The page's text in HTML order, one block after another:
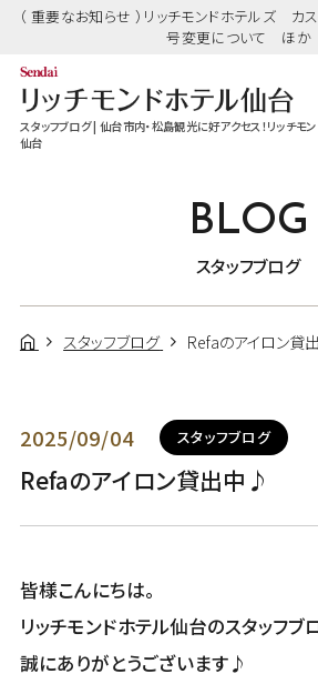
（ 重要なお知らせ ）リッチモンドホテルズ カ
号変更について ほか
スタッフブログ | 仙台市内・松島観光に好アクセス！リッチモ
仙台
BLOG
スタッフブログ
スタッフブログ Refaのアイロン貸
2025/09/04 スタッフブログ
Refaのアイロン貸出中♪
皆様こんにちは。
リッチモンドホテル仙台のスタッフブ
誠にありがとうございます♪